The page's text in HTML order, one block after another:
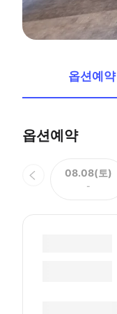
옵션예약
옵션예약
08.08(토)
-